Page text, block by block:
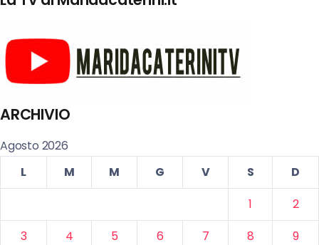
ARCHIVIO
Agosto 2026
L
M M G V S
D
1
2
3
4 5 6 7 8
9